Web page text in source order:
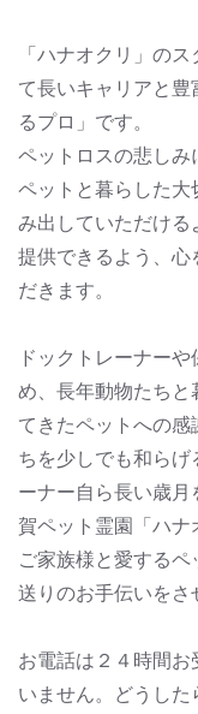
「ハナオクリ」の
て長いキャリアと
るプロ」です。
ペットロスの悲しみ
ペットと暮らした
み出していただけ
提供できるよう、心
だきます。
ドックトレーナー
め、長年動物たちと
てきたペットへの
ちを少しでも和ら
ーナー自ら長い歳
賀ペット霊園「ハナ
ご家族様と愛する
送りのお手伝いをさ
お電話は２４時間
いません。どうし